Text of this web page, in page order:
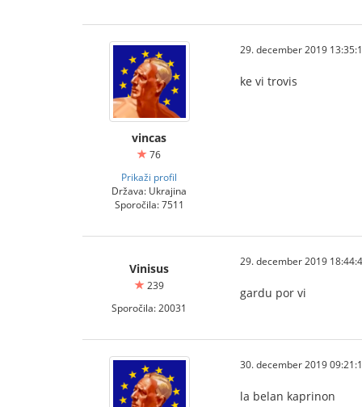
vincas
76
Prikaži profil
Država: Ukrajina
Sporočila: 7511
29. december 2019
ke vi trovis
Vinisus
239
Sporočila: 20031
29. december 2019
gardu por vi
30. december 2019
la belan kaprinon